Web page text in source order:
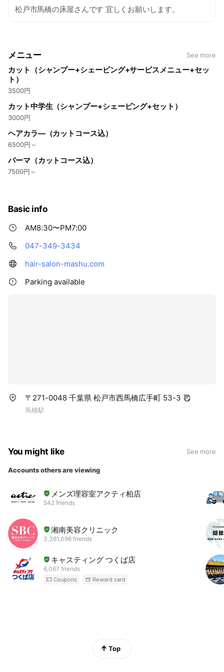
松戸市馬橋の床屋さんです 宜しくお願いします。
メニュー See more
カット（シャンプー+シェービング+サービスメニュー+セッ
ト）
3500円
カット中学生（シャンプー+シェービング+セット）
3000円
ヘアカラ―（カットコース込）
6500円～
パーマ（カットコース込）
7500円～
Basic info
AM8:30〜PM7:00
047-349-3434
hair-salon-mashu.com
Parking available
〒271-0048 千葉県 松戸市西馬橋広手町 53-3
馬橋駅
You might like See more
Accounts others are viewing
メンズ理容室アクティ柏店
542 friends
湘南美容クリニック
3,361,098 friends
キャスティング つくば店
6,067 friends
Coupons Reward card
Top